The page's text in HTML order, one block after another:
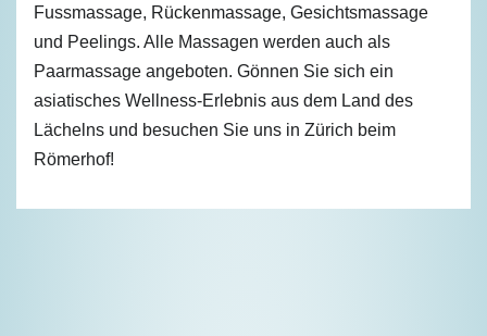
Fussmassage, Rückenmassage, Gesichtsmassage
und Peelings. Alle Massagen werden auch als
Paarmassage angeboten. Gönnen Sie sich ein
asiatisches Wellness-Erlebnis aus dem Land des
Lächelns und besuchen Sie uns in Zürich beim
Römerhof!